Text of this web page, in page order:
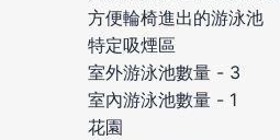
方便輪椅進出的游泳池
特定吸煙區
室外游泳池數量 - 3
室內游泳池數量 - 1
花園